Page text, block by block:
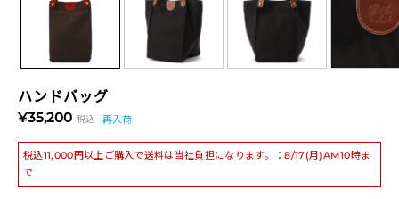
ハンドバッグ
¥35,200 税込 再入荷
税込11,000円以上ご購入で送料は当社負担になります。：8/17(月)AM10時ま
で